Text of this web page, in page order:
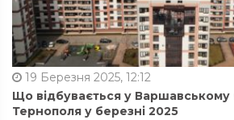
19 Березня 2025, 12:12
Що відбувається у Варшавському
Тернополя у березні 2025